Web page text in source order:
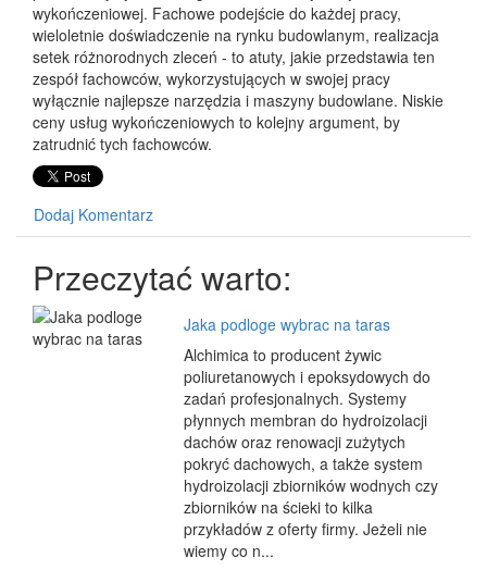
wykończeniowej. Fachowe podejście do każdej pracy,
wieloletnie doświadczenie na rynku budowlanym, realizacja
setek różnorodnych zleceń - to atuty, jakie przedstawia ten
zespół fachowców, wykorzystujących w swojej pracy
wyłącznie najlepsze narzędzia i maszyny budowlane. Niskie
ceny usług wykończeniowych to kolejny argument, by
zatrudnić tych fachowców.
Dodaj Komentarz
Przeczytać warto:
Jaka podloge wybrac na taras
Alchimica to producent żywic
poliuretanowych i epoksydowych do
zadań profesjonalnych. Systemy
płynnych membran do hydroizolacji
dachów oraz renowacji zużytych
pokryć dachowych, a także system
hydroizolacji zbiorników wodnych czy
zbiorników na ścieki to kilka
przykładów z oferty firmy. Jeżeli nie
wiemy co n...